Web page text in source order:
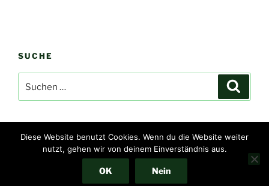
SUCHE
nach:
Impressum & Datenschutzerklärung
Stolz präsentiert von
Diese Website benutzt Cookies. Wenn du die Website weiter
nutzt, gehen wir von deinem Einverständnis aus.
OK Nein